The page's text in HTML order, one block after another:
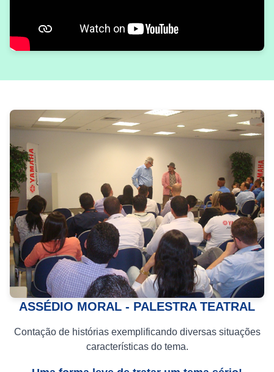
ASSÉDIO MORAL - PALESTRA TEATRAL
Contação de histórias exemplificando diversas situações
características do tema.